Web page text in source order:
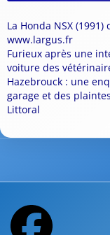
La Honda NSX
www.largus.fr
Furieux après une
voiture des
Hazebrouck : une
garage et des
Littoral